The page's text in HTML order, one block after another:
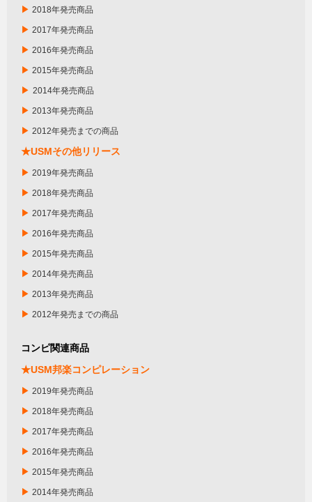
▶ 2018年発売商品
▶ 2017年発売商品
▶ 2016年発売商品
▶ 2015年発売商品
▶ 2014年発売商品
▶ 2013年発売商品
▶ 2012年発売までの商品
★USMその他リリース
▶ 2019年発売商品
▶ 2018年発売商品
▶ 2017年発売商品
▶ 2016年発売商品
▶ 2015年発売商品
▶ 2014年発売商品
▶ 2013年発売商品
▶ 2012年発売までの商品
コンピ関連商品
★USM邦楽コンピレーション
▶ 2019年発売商品
▶ 2018年発売商品
▶ 2017年発売商品
▶ 2016年発売商品
▶ 2015年発売商品
▶ 2014年発売商品